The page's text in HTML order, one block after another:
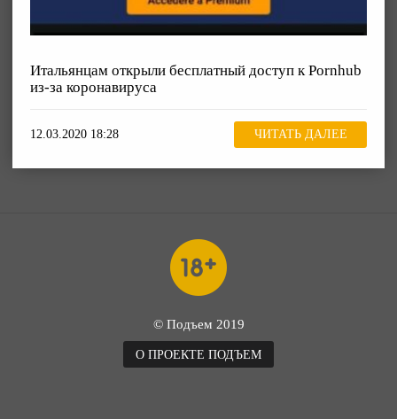
Итальянцам открыли бесплатный доступ к Pornhub
из-за коронавируса
12.03.2020 18:28 ЧИТАТЬ ДАЛЕЕ
© Подъем 2019
О ПРОЕКТЕ ПОДЪЕМ